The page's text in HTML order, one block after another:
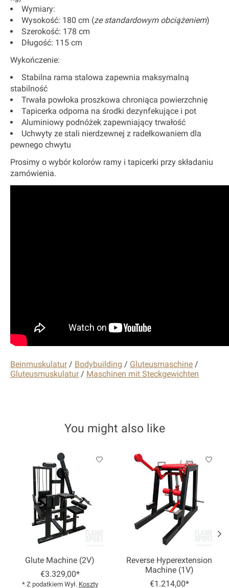
Wymiary:
Wysokość: 180 cm (ze standardowym obciążeniem)
Szerokość: 178 cm
Długość: 115 cm
Wykończenie:
Stabilna rama stalowa zapewnia maksymalną
stabilność
Trwała powłoka proszkowa chroniąca powierzchnię
Tapicerka odporna na środki dezynfekujące i pot
Aluminiowy podnóżek zapewniający trwałość
Uchwyty ze stali nierdzewnej z radełkowaniem dla
pewnego chwytu
Prosimy o wybór kolorów ramy i tapicerki przy składaniu
zamówienia.
Beinmuskulatur/ Bodybuilding / Gluteusmaschine /
Gluteusmuskulatur/ Maschinen mit Steckgewichten
You might also like
Product carousel items
Glute Machine (2V)
€3.329,00*
* Z podatkiem Wył. Koszty
Reverse Hyperextension
Machine (1V)
€1.214,00*